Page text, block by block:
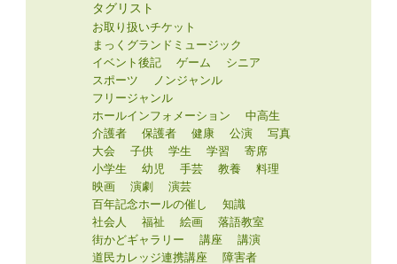
タグリスト
お取り扱いチケット
まっくグランドミュージック
イベント後記
ゲーム
シニア
スポーツ
ノンジャンル
フリージャンル
ホールインフォメーション
中高生
介護者
保護者 健康 公演
写真
大会
子供 学生 学習
寄席
小学生
幼児 手芸 教養
料理
映画
演劇
演芸
百年記念ホールの催し
知識
社会人
福祉 絵画
落語教室
街かどギャラリー
講座
講演
道民カレッジ連携講座
障害者